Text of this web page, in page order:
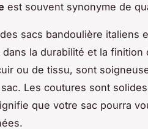
est souvent synonyme de
sacs bandoulière italiens
la durabilité et la finition
ou de tissu, sont
Les coutures sont
que votre sac pourra